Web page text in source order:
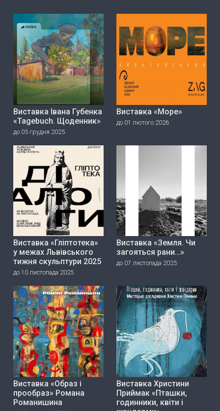
Виставка Івана Губенка
«Tagebuch. Щоденник»
до 05 грудня 2025
Виставка «Море»
до 01 лютого 2026
Виставка «Гліптотека»
у межах Львівського
тижня скульптури 2025
до 10 листопада 2025
Виставка «Земля. Чи
загояться рани…»
до 07 листопада 2025
Виставка «Образ і
прообраз» Романа
Романишина
Виставка Христини
Приймак «Пташки,
годинники, квіти і